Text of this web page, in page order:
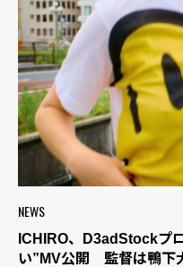
NEWS
ICHIRO、D3adStockプ
い”MV公開 監督は鴨下